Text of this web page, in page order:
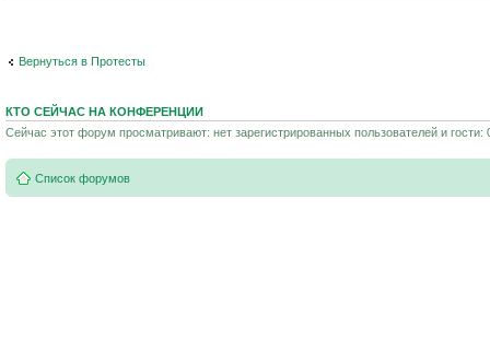
Вернуться в Протесты
КТО СЕЙЧАС НА КОНФЕРЕНЦИИ
Сейчас этот форум просматривают: нет зарегистрированных пользователей и гости:
Список форумов